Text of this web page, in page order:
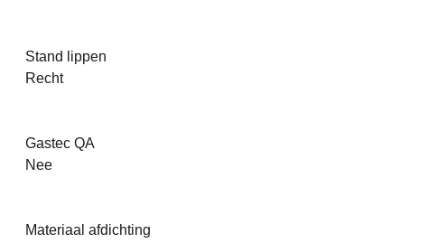
Stand lippen
Recht
Gastec QA
Nee
Materiaal afdichting